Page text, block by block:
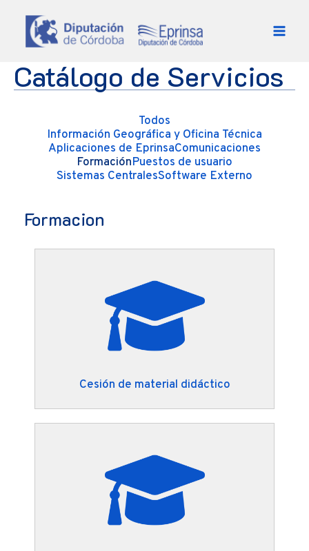
Catálogo de Servicios
Todos
Información Geográfica y Oficina Técnica
Aplicaciones de EprinsaComunicaciones
FormaciónPuestos de usuario
Sistemas CentralesSoftware Externo
Formacion
Cesión de material didáctico